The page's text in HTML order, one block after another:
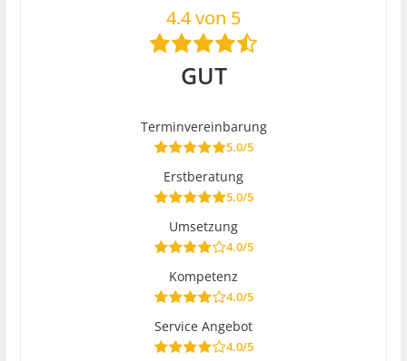
4.4 von 5
GUT
Terminvereinbarung
5.0/5
Erstberatung
5.0/5
Umsetzung
4.0/5
Kompetenz
4.0/5
Service Angebot
4.0/5